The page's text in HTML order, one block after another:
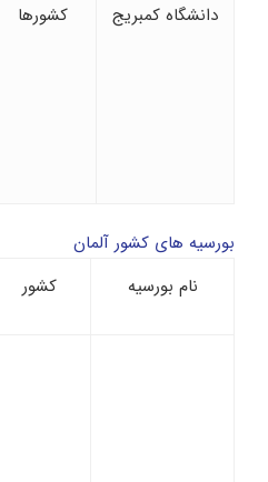
دانشگاه کمبریج کشورها
بورسیه های کشور آلمان
نام بورسیه
کشور